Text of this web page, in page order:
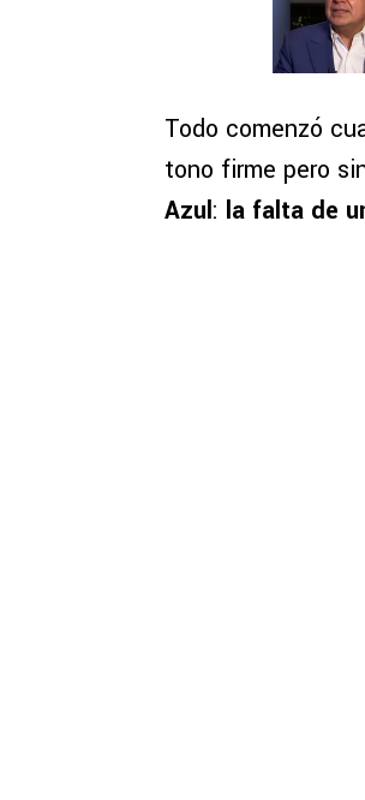
Todo comenzó
tono firme pero
Azul: la falta de